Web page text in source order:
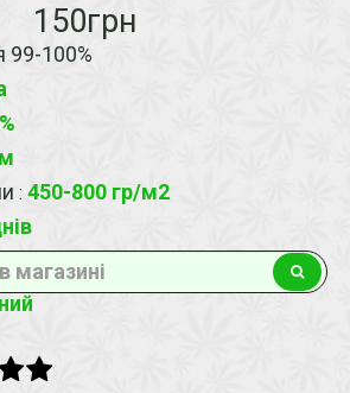
150грн
99-100%
: 450-800 гр/м2